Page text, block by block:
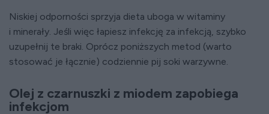
Niskiej odporności sprzyja dieta uboga w witaminy
i minerały. Jeśli więc łapiesz infekcję za infekcją, szybko
uzupełnij te braki. Oprócz poniższych metod (warto
stosować je łącznie) codziennie pij soki warzywne.
Olej z czarnuszki z miodem zapobiega
infekcjom